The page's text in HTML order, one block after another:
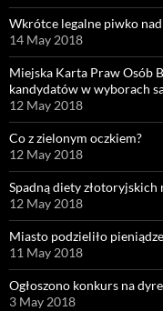
Wkrótce legalne piwko
14 May 2018
Miejska Karta Praw Osób
kandydatów w wyborach
12 May 2018
Co z zielonym oczkiem?
12 May 2018
Spadną diety złotoryjskich
12 May 2018
Miasto podzieliło
11 May 2018
Ogłoszono konkurs na
3 May 2018